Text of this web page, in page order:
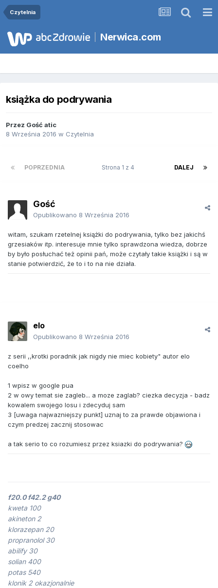
Czytelnia
Nerwica.com
książka do podrywania
Przez Gość atic
8 Września 2016 w Czytelnia
POPRZEDNIA DALEJ
Strona 1 z 4
Gość
Opublikowano 8 Września 2016
witam, szukam rzetelnej książki do podrywania, tylko bez jakichś
grzesiaków itp. interesuje mnie tylko sprawdzona wiedza, dobrze
by było posłuchać też opinii pań, może czytały takie książki i są w
stanie potwierdzić, że to i to na nie działa.
elo
Opublikowano 8 Września 2016
z serii ,,krotki poradnik jak nigdy nie miec kobiety" autor elo
coelho
1 wpisz w google pua
2 w owy temat sie zagleb... a moze zaglab? ciezka decyzja - badz
kowalem swojego losu i zdecyduj sam
3 [uwaga najwazniejszy punkt] uznaj to za prawde objawiona i
czym predzej zacznij stosowac
a tak serio to co rozumiesz przez ksiazki do podrywania?
f20.0 f42.2 g40
kweta 100
akineton 2
klorazepan 20
propranolol 30
abilify 30
solian 400
potas 540
klonik 2 okazjonalnie